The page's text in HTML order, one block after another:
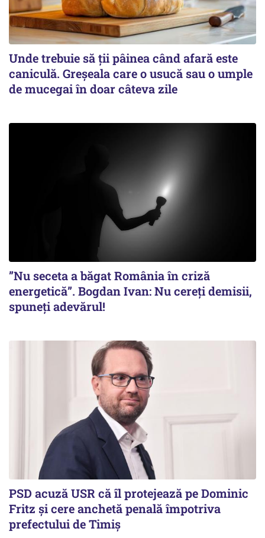
Unde trebuie să ții pâinea când afară este
caniculă. Greșeala care o usucă sau o umple
de mucegai în doar câteva zile
”Nu seceta a băgat România în criză
energetică”. Bogdan Ivan: Nu cereți demisii,
spuneți adevărul!
PSD acuză USR că îl protejează pe Dominic
Fritz și cere anchetă penală împotriva
prefectului de Timiș